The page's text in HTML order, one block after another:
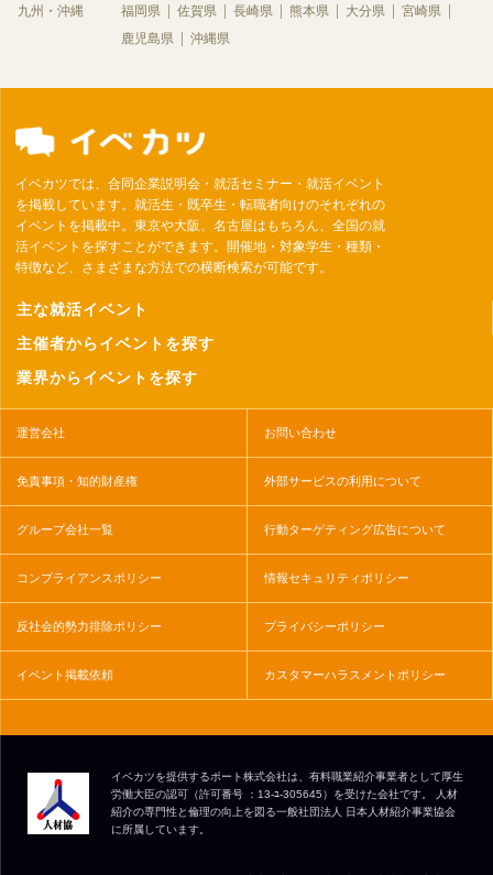
九州・沖縄 福岡県 佐賀県 長崎県 熊本県 大分県
宮崎県
鹿児島県
沖縄県
イベカツでは、合同企業説明会・就活セミナー・就活イベント
を掲載しています。就活生・既卒生・転職者向けのそれぞれの
イベントを掲載中。東京や大阪、名古屋はもちろん、全国の就
活イベントを探すことができます。開催地・対象学生・種類・
特徴など、さまざまな方法での横断検索が可能です。
主な就活イベント
主催者からイベントを探す
業界からイベントを探す
運営会社 お問い合わせ
免責事項・知的財産権 外部サービスの利用について
グループ会社一覧 行動ターゲティング広告について
コンプライアンスポリシー 情報セキュリティポリシー
反社会的勢力排除ポリシー プライバシーポリシー
イベント掲載依頼 カスタマーハラスメントポリシー